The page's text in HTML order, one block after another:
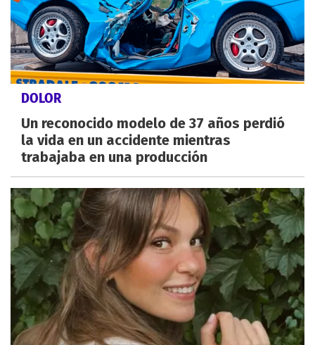
DOLOR
Un reconocido modelo de 37 años perdió
la vida en un accidente mientras
trabajaba en una producción